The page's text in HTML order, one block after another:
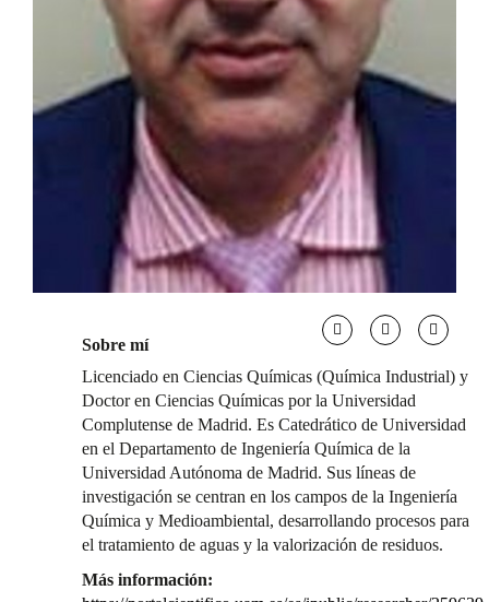
Sobre mí
Licenciado en Ciencias Químicas (Química Industrial) y
Doctor en Ciencias Químicas por la Universidad
Complutense de Madrid. Es Catedrático de Universidad
en el Departamento de Ingeniería Química de la
Universidad Autónoma de Madrid. Sus líneas de
investigación se centran en los campos de la Ingeniería
Química y Medioambiental, desarrollando procesos para
el tratamiento de aguas y la valorización de residuos.
Más información: